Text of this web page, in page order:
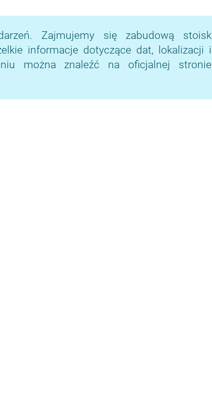
Zajmujemy się zabudową stoisk
informacje dotyczące dat, lokalizacji i
można znaleźć na oficjalnej stronie